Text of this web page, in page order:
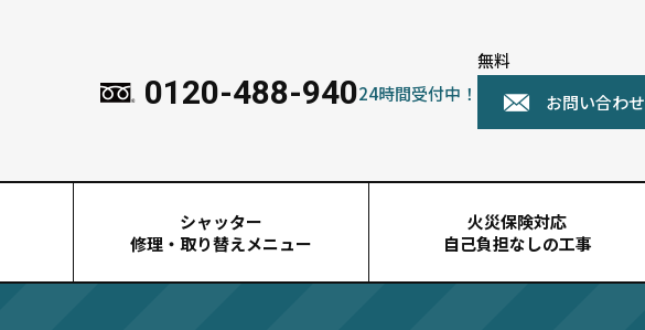
0120-488-94024時間受付中！
無料
お問い合わせ
シャッター
修理・取り替えメニュー
火災保険対応
自己負担なしの工事